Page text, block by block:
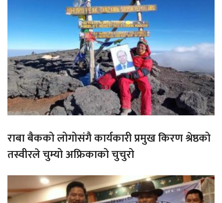
राबा बैकको लोगोसंगै कार्यकारी प्रमुख किरण श्रेष्ठको
तस्वीरले चुम्यो अफ्रिकाको चुचुरो